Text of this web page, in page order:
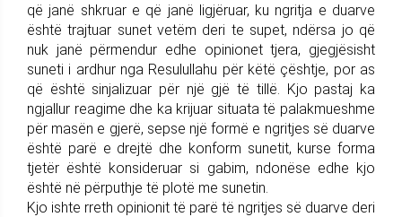
që janë shkruar e që janë ligjëruar, ku ngritja e duarve
është trajtuar sunet vetëm deri te supet, ndërsa jo që
nuk janë përmendur edhe opinionet tjera, gjegjësisht
suneti i ardhur nga Resulullahu për këtë çështje, por as
që është sinjalizuar për një gjë të tillë. Kjo pastaj ka
ngjallur reagime dhe ka krijuar situata të palakmueshme
për masën e gjerë, sepse një formë e ngritjes së duarve
është parë e drejtë dhe konform sunetit, kurse forma
tjetër është konsideruar si gabim, ndonëse edhe kjo
është në përputhje të plotë me sunetin.
Kjo ishte rreth opinionit të parë të ngritjes së duarve deri